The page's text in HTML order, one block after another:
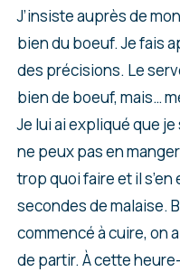
J’insiste auprès de
bien du boeuf. Je fais
des précisions. Le
bien de boeuf, mais…
Je lui ai expliqué que
ne peux pas en
trop quoi faire et il
secondes de malaise.
commencé à cuire, on
de partir. À cette